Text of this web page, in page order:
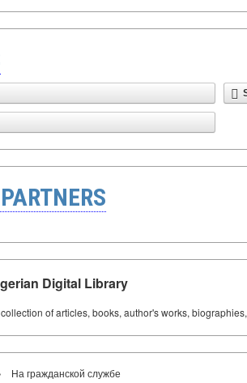
Digital Library
of articles, books, author's works,
На гражданской службе